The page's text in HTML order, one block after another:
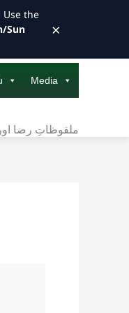
Media
ملفوظاتِ رضا
Use the
Sun
×